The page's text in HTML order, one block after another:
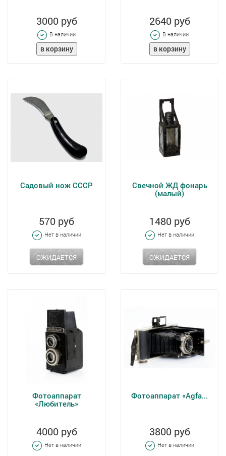
3000 руб
В наличии
2640 руб
В наличии
Садовый нож CCCР
570 руб
Нет в наличии
ОЖИДАЕТСЯ
Свечной ЖД фонарь
(малый)
1480 руб
Нет в наличии
ОЖИДАЕТСЯ
Фотоаппарат
«Любитель»
4000 руб
Нет в наличии
Фотоаппарат «Agfa...
3800 руб
Нет в наличии